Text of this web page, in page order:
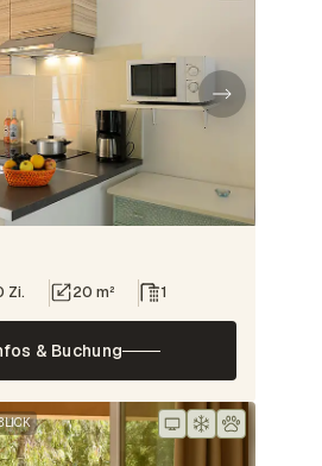
Zi. 20 m² 1
& Buchung